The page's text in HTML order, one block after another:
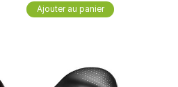
Ajouter au panier